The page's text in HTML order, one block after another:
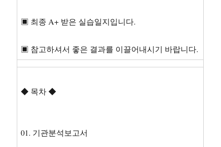
▣ 최종 A+ 받은 실습일지입니다.
▣ 참고하셔서 좋은 결과를 이끌어내시기 바랍니다.
◆ 목차 ◆
01. 기관분석보고서